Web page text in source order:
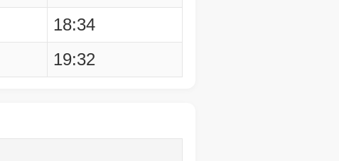
18:34
19:32